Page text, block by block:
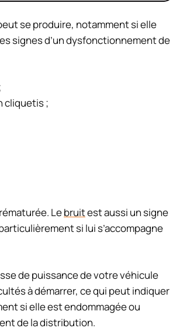
se produire, notamment si elle
signes d’un dysfonctionnement de
cliquetis ;
Lebruitest aussi un signe
si lui s’accompagne
de puissance de votre véhicule
à démarrer, ce qui peut indiquer
si elle est endommagée ou
de la distribution.